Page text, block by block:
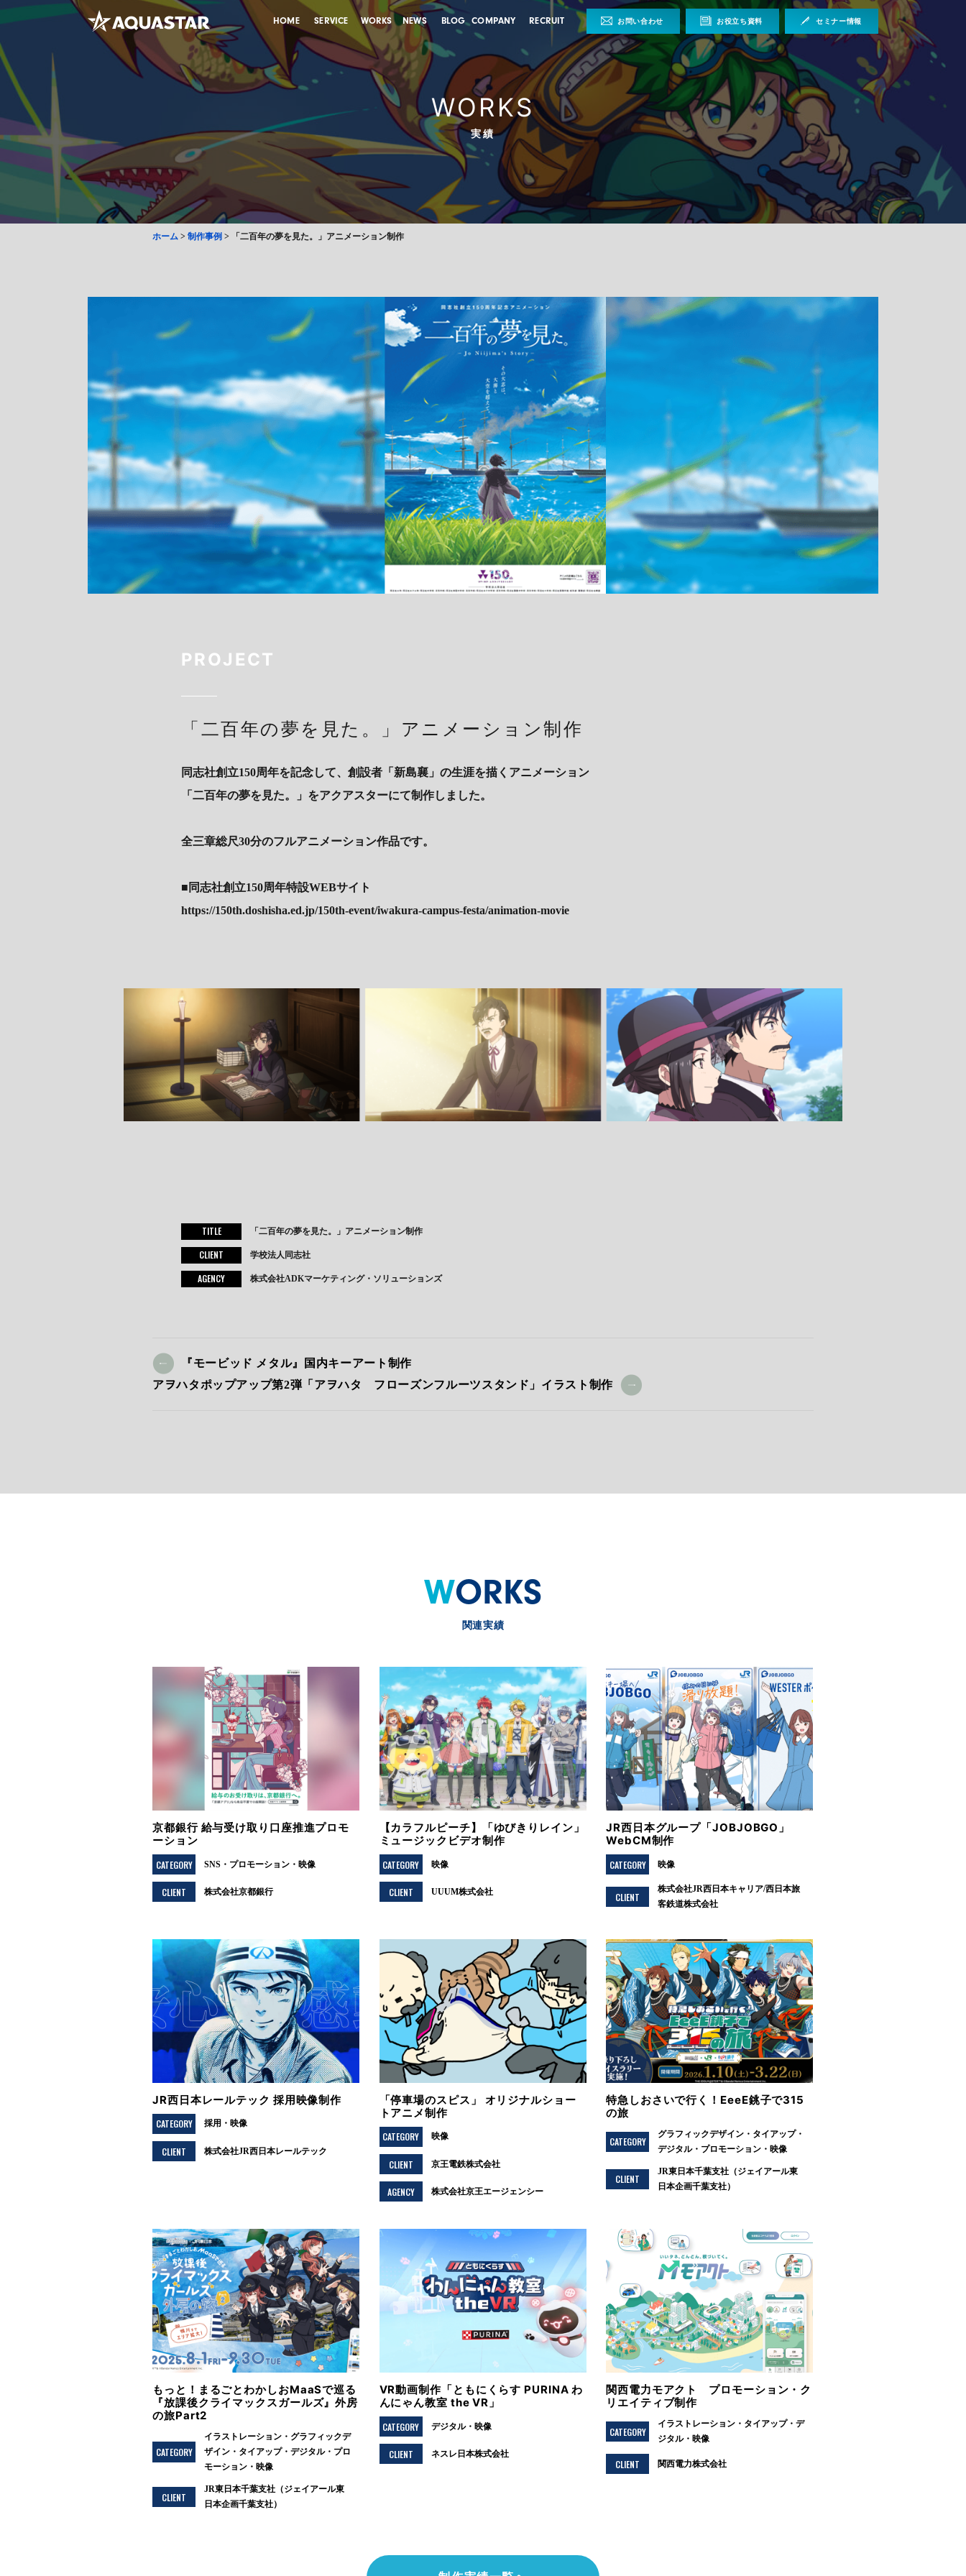
HOME SERVICE WORKS NEWS BLOG COMPANY RECRUIT お問い合わせ お役立ち資料 セミナー情報
WORKS
実績
ホーム > 制作事例 > 「二百年の夢を見た。」アニメーション制作
PROJECT
「二百年の夢を見た。」アニメーション制作
同志社創立150周年を記念して、創設者「新島襄」の生涯を描くアニメーション
「二百年の夢を見た。」をアクアスターにて制作しました。
全三章総尺30分のフルアニメーション作品です。
■同志社創立150周年特設WEBサイト
https://150th.doshisha.ed.jp/150th-event/iwakura-campus-festa/animation-movie
TITLE 「二百年の夢を見た。」アニメーション制作
CLIENT 学校法人同志社
AGENCY 株式会社ADKマーケティング・ソリューションズ
『モービッド メタル』国内キーアート制作
アヲハタポップアップ第2弾「アヲハタ フローズンフルーツスタンド」イラスト制作
WORKS
関連実績
京都銀行 給与受け取り口座推進プロモ
ーション
CATEGORY SNS プロモーション 映像
CLIENT 株式会社京都銀行
【カラフルピーチ】「ゆびきりレイン」
ミュージックビデオ制作
CATEGORY 映像
CLIENT UUUM株式会社
JR西日本グループ「JOBJOBGO」
WebCM制作
CATEGORY 映像
CLIENT
株式会社JR西日本キャリア/西日本旅
客鉄道株式会社
JR西日本レールテック 採用映像制作
CATEGORY 採用 映像
CLIENT 株式会社JR西日本レールテック
「停車場のスピス」 オリジナルショー
トアニメ制作
CATEGORY 映像
CLIENT 京王電鉄株式会社
AGENCY 株式会社京王エージェンシー
特急しおさいで行く！EeeE銚子で315
の旅
CATEGORY
グラフィックデザイン
タイアップ
デジタル
プロモーション 映像
CLIENT
JR東日本千葉支社（ジェイアール東
日本企画千葉支社）
もっと！まるごとわかしおMaaSで巡る
『放課後クライマックスガールズ』外房
の旅Part2
CATEGORY
イラストレーション
グラフィックデ
ザイン
タイアップ デジタル
プロ
モーション
映像
CLIENT
JR東日本千葉支社（ジェイアール東
日本企画千葉支社）
VR動画制作「ともにくらす PURINA わ
んにゃん教室 the VR」
CATEGORY デジタル 映像
CLIENT ネスレ日本株式会社
関西電力モアクト プロモーション・ク
リエイティブ制作
CATEGORY
イラストレーション タイアップ
デ
ジタル
映像
CLIENT 関西電力株式会社